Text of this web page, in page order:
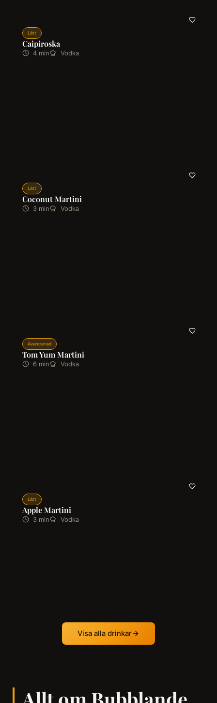
Lätt
Caipiroska
4 min Vodka
Lätt
Coconut Martini
3 min Vodka
Avancerad
Tom Yum Martini
6 min Vodka
Lätt
Apple Martini
3 min Vodka
Visa alla drinkar